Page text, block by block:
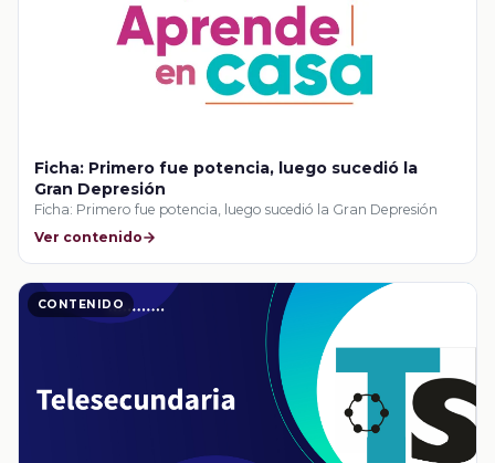
Ficha: Primero fue potencia, luego sucedió la
Gran Depresión
Ficha: Primero fue potencia, luego sucedió la Gran Depresión
Ver contenido
CONTENIDO